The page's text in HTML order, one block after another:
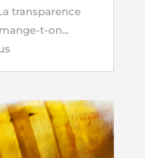
transparence
t-on...